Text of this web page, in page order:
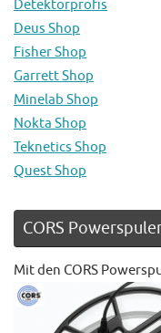
Detektorprofis
Deus Shop
Fisher Shop
Garrett Shop
Minelab Shop
Nokta Shop
Teknetics Shop
Quest Shop
CORS
Mit den CORS